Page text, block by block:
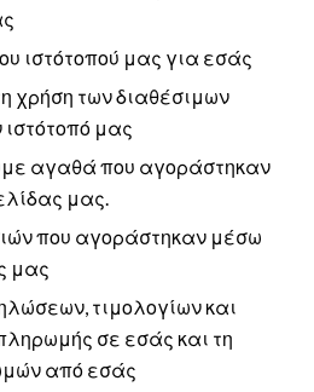
ιστότοπού μας για εσάς
χρήση των διαθέσιμων
μας
αγαθά που αγοράστηκαν
μας.
που αγοράστηκαν μέσω
μας
τιμολογίων και
σε εσάς και τη
από εσάς